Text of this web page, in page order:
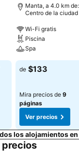
Manta, a 4.0 km de:
Centro de la ciudad
Wi-Fi gratis
Piscina
Spa
de $133
Mira precios de 9
páginas
Ver precios
los alojamientos
precios